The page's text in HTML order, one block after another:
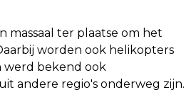
massaal ter plaatse om het
worden ook helikopters
werd bekend ook
andere regio's onderweg zijn.